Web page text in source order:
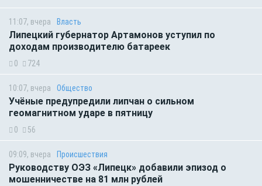
11:07, вчера Власть
Липецкий губернатор Артамонов уступил по
доходам производителю батареек
0 724
10:07, вчера Общество
Учёные предупредили липчан о сильном
геомагнитном ударе в пятницу
0 56
09:09, вчера Происшествия
Руководству ОЭЗ «Липецк» добавили эпизод о
мошенничестве на 81 млн рублей